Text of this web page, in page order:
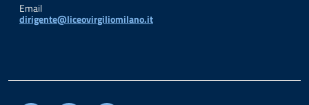
Email
dirigente@liceovirgiliomilano.it